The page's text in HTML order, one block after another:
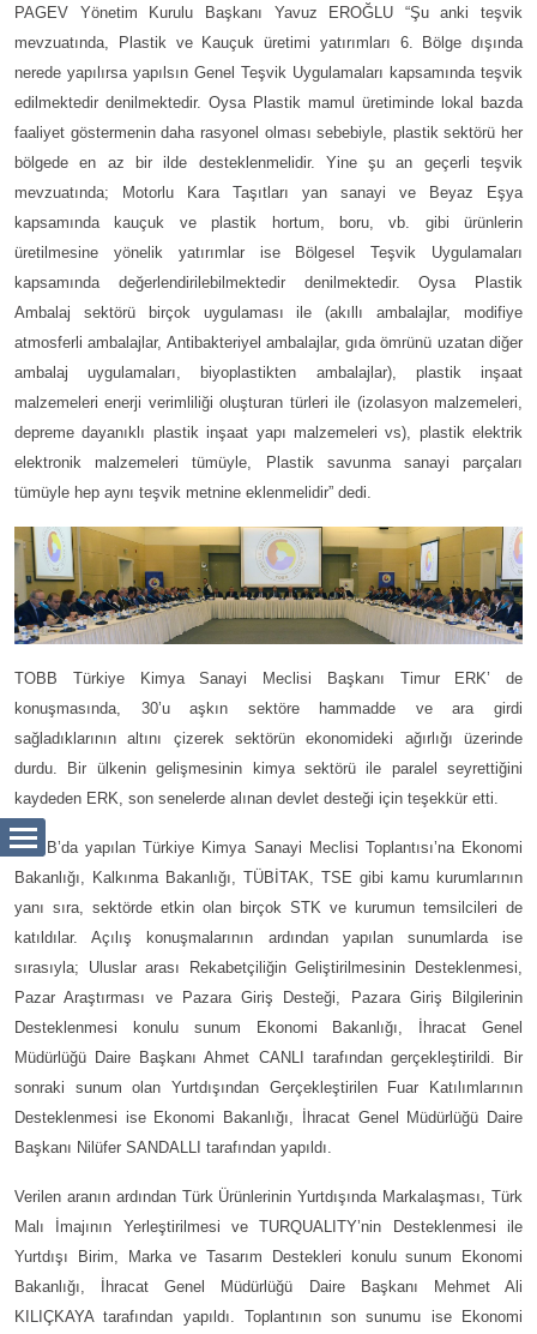
PAGEV Yönetim Kurulu Başkanı Yavuz EROĞLU “Şu anki teşvik
mevzuatında, Plastik ve Kauçuk üretimi yatırımları 6. Bölge dışında
nerede yapılırsa yapılsın Genel Teşvik Uygulamaları kapsamında teşvik
edilmektedir denilmektedir. Oysa Plastik mamul üretiminde lokal bazda
faaliyet göstermenin daha rasyonel olması sebebiyle, plastik sektörü her
bölgede en az bir ilde desteklenmelidir. Yine şu an geçerli teşvik
mevzuatında; Motorlu Kara Taşıtları yan sanayi ve Beyaz Eşya
kapsamında kauçuk ve plastik hortum, boru, vb. gibi ürünlerin
üretilmesine yönelik yatırımlar ise Bölgesel Teşvik Uygulamaları
kapsamında değerlendirilebilmektedir denilmektedir. Oysa Plastik
Ambalaj sektörü birçok uygulaması ile (akıllı ambalajlar, modifiye
atmosferli ambalajlar, Antibakteriyel ambalajlar, gıda ömrünü uzatan diğer
ambalaj uygulamaları, biyoplastikten ambalajlar), plastik inşaat
malzemeleri enerji verimliliği oluşturan türleri ile (izolasyon malzemeleri,
depreme dayanıklı plastik inşaat yapı malzemeleri vs), plastik elektrik
elektronik malzemeleri tümüyle, Plastik savunma sanayi parçaları
tümüyle hep aynı teşvik metnine eklenmelidir” dedi.
TOBB Türkiye Kimya Sanayi Meclisi Başkanı Timur ERK’ de
konuşmasında, 30’u aşkın sektöre hammadde ve ara girdi
sağladıklarının altını çizerek sektörün ekonomideki ağırlığı üzerinde
durdu. Bir ülkenin gelişmesinin kimya sektörü ile paralel seyrettiğini
kaydeden ERK, son senelerde alınan devlet desteği için teşekkür etti.
TOBB’da yapılan Türkiye Kimya Sanayi Meclisi Toplantısı’na Ekonomi
Bakanlığı, Kalkınma Bakanlığı, TÜBİTAK, TSE gibi kamu kurumlarının
yanı sıra, sektörde etkin olan birçok STK ve kurumun temsilcileri de
katıldılar. Açılış konuşmalarının ardından yapılan sunumlarda ise
sırasıyla; Uluslar arası Rekabetçiliğin Geliştirilmesinin Desteklenmesi,
Pazar Araştırması ve Pazara Giriş Desteği, Pazara Giriş Bilgilerinin
Desteklenmesi konulu sunum Ekonomi Bakanlığı, İhracat Genel
Müdürlüğü Daire Başkanı Ahmet CANLI tarafından gerçekleştirildi. Bir
sonraki sunum olan Yurtdışından Gerçekleştirilen Fuar Katılımlarının
Desteklenmesi ise Ekonomi Bakanlığı, İhracat Genel Müdürlüğü Daire
Başkanı Nilüfer SANDALLI tarafından yapıldı.
Verilen aranın ardından Türk Ürünlerinin Yurtdışında Markalaşması, Türk
Malı İmajının Yerleştirilmesi ve TURQUALITY’nin Desteklenmesi ile
Yurtdışı Birim, Marka ve Tasarım Destekleri konulu sunum Ekonomi
Bakanlığı, İhracat Genel Müdürlüğü Daire Başkanı Mehmet Ali
KILIÇKAYA tarafından yapıldı. Toplantının son sunumu ise Ekonomi